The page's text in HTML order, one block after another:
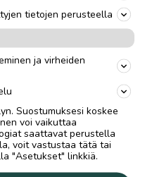
tietojen perusteella
ja virheiden
Suostumuksesi koskee
voi vaikuttaa
saattavat perustella
voit vastustaa tätä tai
"Asetukset" linkkiä.